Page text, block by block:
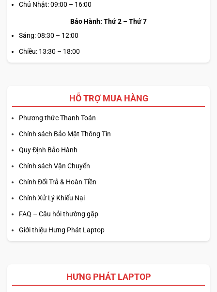
Chủ Nhật: 09:00 – 16:00
Bảo Hành: Thứ 2 – Thứ 7
Sáng: 08:30 – 12:00
Chiều: 13:30 – 18:00
HỖ TRỢ MUA HÀNG
Phương thức Thanh Toán
Chính sách Bảo Mật Thông Tin
Quy Định Bảo Hành
Chính sách Vận Chuyển
Chính Đổi Trả & Hoàn Tiền
Chính Xử Lý Khiếu Nại
FAQ – Câu hỏi thường gặp
Giới thiệu Hưng Phát Laptop
HƯNG PHÁT LAPTOP